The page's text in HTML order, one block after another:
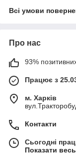
Всі умови
Про нас
93% позитивних
Працює з
м. Харків
Контакти
Сьогодні
Показати